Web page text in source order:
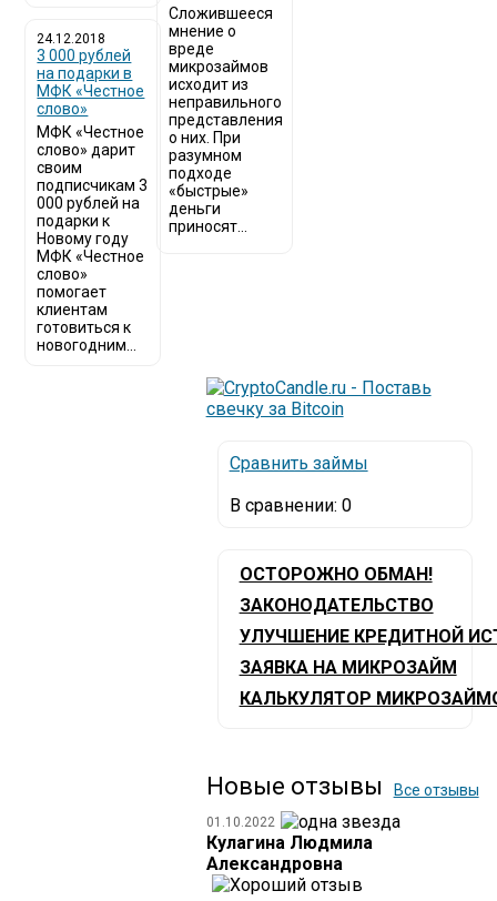
24.12.2018
3 000 рублей
на подарки в
МФК «Честное
слово»
МФК «Честное
слово» дарит
своим
подписчикам 3
000 рублей на
подарки к
Новому году
МФК «Честное
слово»
помогает
клиентам
готовиться к
новогодним...
Сложившееся
мнение о
вреде
микрозаймов
исходит из
неправильного
представления
о них. При
разумном
подходе
«быстрые»
деньги
приносят...
Сравнить займы
В сравнении: 0
ОСТОРОЖНО ОБМАН!
ЗАКОНОДАТЕЛЬСТВО
УЛУЧШЕНИЕ КРЕДИТНОЙ
ЗАЯВКА НА МИКРОЗАЙМ
КАЛЬКУЛЯТОР
Новые отзывы Все отзывы
01.10.2022
Кулагина Людмила
Александровна